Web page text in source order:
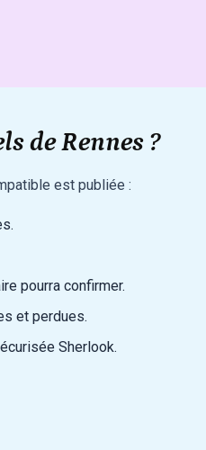
de Rennes ?
est publiée :
pourra confirmer.
et perdues.
Sherlook.